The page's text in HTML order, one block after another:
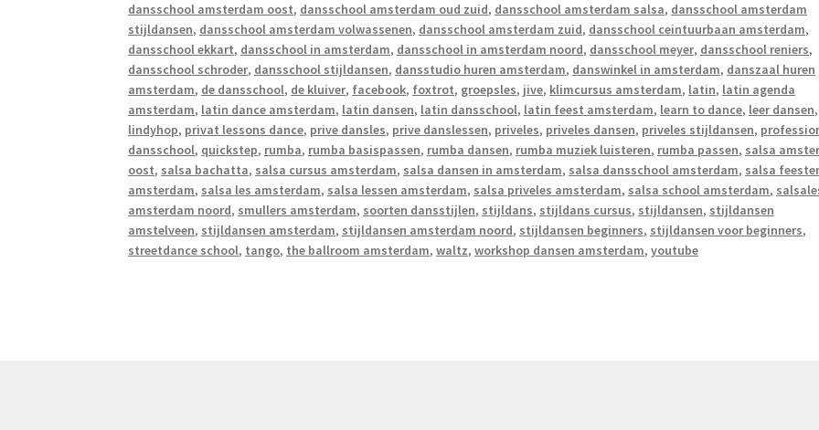
dansschool amsterdam oost, dansschool amsterdam oud zuid, dansschool amsterdam salsa, dansschool amsterdam
stijldansen, dansschool amsterdam volwassenen, dansschool amsterdam zuid, dansschool ceintuurbaan amsterdam,
dansschool ekkart, dansschool in amsterdam, dansschool in amsterdam noord, dansschool meyer, dansschool reniers,
dansschool schroder, dansschool stijldansen, dansstudio huren amsterdam, danswinkel in amsterdam, danszaal huren
amsterdam, de dansschool, de kluiver, facebook, foxtrot, groepsles, jive, klimcursus amsterdam, latin, latin agenda
amsterdam, latin dance amsterdam, latin dansen, latin dansschool, latin feest amsterdam, learn to dance, leer dansen,
lindyhop, privat lessons dance, prive dansles, prive danslessen, priveles, priveles dansen, priveles stijldansen,
dansschool, quickstep, rumba, rumba basispassen, rumba dansen, rumba muziek luisteren, rumba passen, salsa
oost, salsa bachatta, salsa cursus amsterdam, salsa dansen in amsterdam, salsa dansschool amsterdam, salsa
amsterdam, salsa les amsterdam, salsa lessen amsterdam, salsa priveles amsterdam, salsa school amsterdam,
amsterdam noord, smullers amsterdam, soorten dansstijlen, stijldans, stijldans cursus, stijldansen, stijldansen
amstelveen, stijldansen amsterdam, stijldansen amsterdam noord, stijldansen beginners, stijldansen voor beginners,
streetdance school, tango, the ballroom amsterdam,waltz,workshop dansen amsterdam,youtube